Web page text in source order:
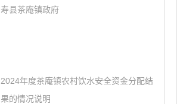
寿县茶庵镇政府
2024年度茶庵镇农村饮水安全资金分配结
果的情况说明